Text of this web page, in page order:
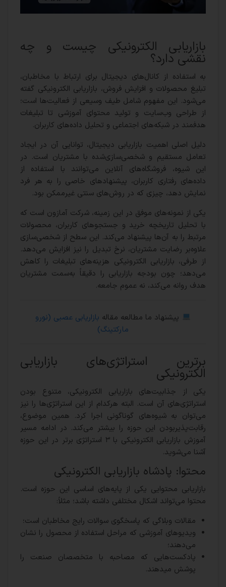
بازاریابی الکترونیکی چیست و چه
نقشی دارد؟
به استفاده از کانال‌های دیجیتال برای ارتباط با مخاطبان،
تبلیغ محصولات و افزایش فروش، بازاریابی الکترونیکی گفته
می‌شود. این مفهوم شامل طیف وسیعی از فعالیت‌ها است؛
از طراحی وب‌سایت و تولید محتوای آموزشی تا تبلیغات
هدفمند در شبکه‌های اجتماعی و تحلیل داده‌های کاربران.
دلیل اصلی اهمیت بازاریابی دیجیتال، توانایی آن در ایجاد
تعامل مستقیم و شخصی‌سازی‌شده با مشتریان است. در
این شیوه، فروشگاه‌های آنلاین می‌توانند با استفاده از
داده‌های رفتاری کاربران، پیشنهادهای خاصی را به هر فرد
نمایش دهد، چیزی که در روش‌های سنتی غیرممکن بود.
یکی از نمونه‌های موفق در این زمینه، شرکت آمازون است که
با تحلیل تاریخچه خرید و جستجوهای کاربران، محصولات
مرتبط را به آن‌ها پیشنهاد می‌کند. این سطح از شخصی‌سازی
علاوه‌بر رضایت مشتریان، نرخ تبدیل را نیز افزایش می‌دهد.
از طرفی، بازاریابی الکترونیکی هزینه‌های تبلیغات را کاهش
می‌دهد؛ چون بودجه بازاریابی را دقیقاً به‌سمت مشتریان
هدف روانه می‌کند، نه عموم جامعه.
پیشنهاد ما مطالعه مقاله بازاریابی عصبی (نورو
مارکتینگ)
برترین استراتژی‌های بازاریابی
الکترونیکی
یکی از جذابیت‌های بازاریابی الکترونیکی، متنوع بودن
استراتژی‌های آن است. البته هرکدام از این استراتژی‌ها را نیز
می‌توان به شیوه‌های گوناگونی اجرا کرد. همین موضوع،
رقابت‌پذیربودن این حوزه را بیشتر می‌کند. در ادامه مسیر
آموزش بازاریابی الکترونیکی با ۳ استراتژی برتر در این حوزه
آشنا می‌شوید.
محتوا: پادشاه بازاریابی الکترونیکی
بازاریابی محتوایی یکی از پایه‌های اساسی این حوزه است.
محتوا می‌تواند اشکال مختلفی داشته باشد؛ مثلاً:
مقالات وبلاگی که پاسخگوی سوالات رایج مخاطبان است؛
ویدیوهای آموزشی که مراحل استفاده از محصول را نشان
می‌دهند؛
پادکست‌هایی که مصاحبه با متخصصان صنعت را
پوشش میدهند.